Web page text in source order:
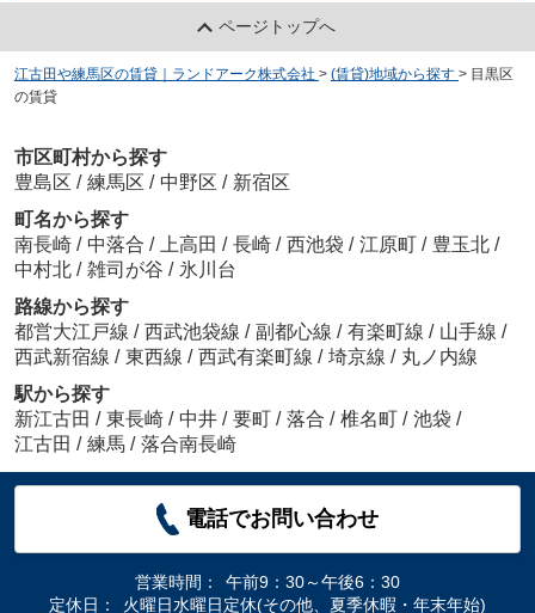
ページトップへ
江古田や練馬区の賃貸｜ランドアーク株式会社 > (賃貸)地域から探す > 目黒区
の賃貸
市区町村から探す
豊島区 / 練馬区 / 中野区 / 新宿区
町名から探す
南長崎 / 中落合 / 上高田 / 長崎 / 西池袋 / 江原町 / 豊玉北 /
中村北 / 雑司が谷 / 氷川台
路線から探す
都営大江戸線 / 西武池袋線 / 副都心線 / 有楽町線 / 山手線 /
西武新宿線 / 東西線 / 西武有楽町線 / 埼京線 / 丸ノ内線
駅から探す
新江古田 / 東長崎 / 中井 / 要町 / 落合 / 椎名町 / 池袋 /
江古田 / 練馬 / 落合南長崎
電話でお問い合わせ
営業時間：
午前9：30～午後6：30
定休日：
火曜日水曜日定休(その他、夏季休暇・年末年始)